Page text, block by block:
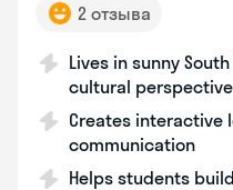
2 отзыва
Lives in sunny
cultural perspective
Creates interactive
communication
Helps students